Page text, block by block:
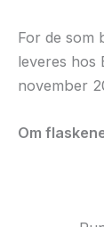
For de som
leveres hos
november
Om